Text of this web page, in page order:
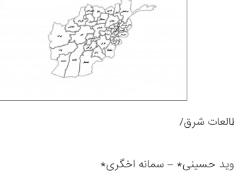
شرق/
حسینی* – سمانه اخگری*